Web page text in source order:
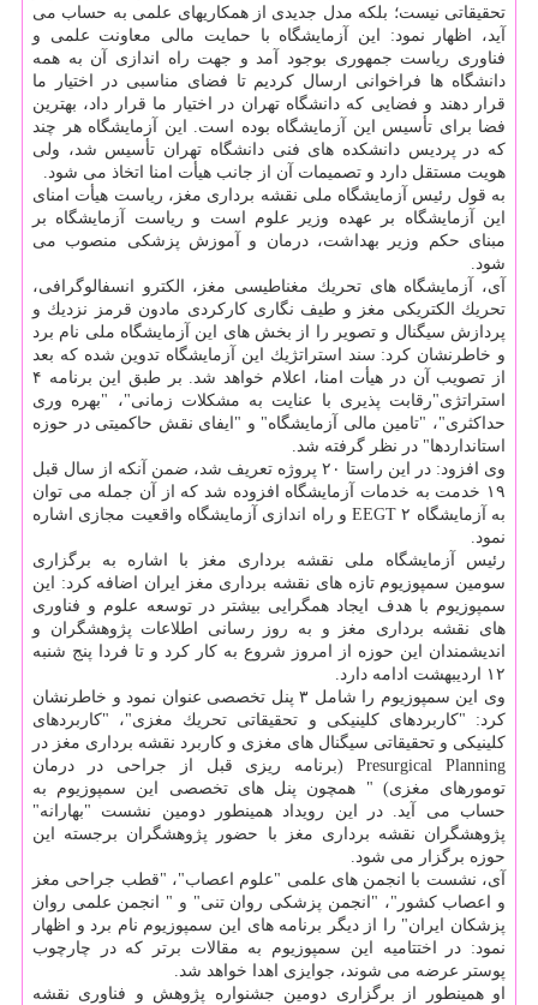
تحقیقاتی نیست؛ بلكه مدل جدیدی از همكاریهای علمی به حساب می
آید، اظهار نمود: این آزمایشگاه با حمایت مالی معاونت علمی و
فناوری ریاست جمهوری بوجود آمد و جهت راه اندازی آن به همه
دانشگاه ها فراخوانی ارسال كردیم تا فضای مناسبی در اختیار ما
قرار دهند و فضایی كه دانشگاه تهران در اختیار ما قرار داد، بهترین
فضا برای تأسیس این آزمایشگاه بوده است. این آزمایشگاه هر چند
كه در پردیس دانشكده های فنی دانشگاه تهران تأسیس شد، ولی
هویت مستقل دارد و تصمیمات آن از جانب هیأت امنا اتخاذ می شود.
به قول رئیس آزمایشگاه ملی نقشه برداری مغز، ریاست هیأت امنای
این آزمایشگاه بر عهده وزیر علوم است و ریاست آزمایشگاه بر
مبنای حكم وزیر بهداشت، درمان و آموزش پزشكی منصوب می
شود.
آی، آزمایشگاه های تحریك مغناطیسی مغز، الكترو انسفالوگرافی،
تحریك الكتریكی مغز و طیف نگاری كاركردی مادون قرمز نزدیك و
پردازش سیگنال و تصویر را از بخش های این آزمایشگاه ملی نام برد
و خاطرنشان كرد: سند استراتژیك این آزمایشگاه تدوین شده كه بعد
از تصویب آن در هیأت امنا، اعلام خواهد شد. بر طبق این برنامه ۴
استراتژی"رقابت پذیری با عنایت به مشكلات زمانی"، "بهره وری
حداكثری"، "تامین مالی آزمایشگاه" و "ایفای نقش حاكمیتی در حوزه
استانداردها" در نظر گرفته شد.
وی افزود: در این راستا ۲۰ پروژه تعریف شد، ضمن آنكه از سال قبل
۱۹ خدمت به خدمات آزمایشگاه افزوده شد كه از آن جمله می توان
به آزمایشگاه ۲ EEGT و راه اندازی آزمایشگاه واقعیت مجازی اشاره
نمود.
رئیس آزمایشگاه ملی نقشه برداری مغز با اشاره به برگزاری
سومین سمپوزیوم تازه های نقشه برداری مغز ایران اضافه كرد: این
سمپوزیوم با هدف ایجاد همگرایی بیشتر در توسعه علوم و فناوری
های نقشه برداری مغز و به روز رسانی اطلاعات پژوهشگران و
اندیشمندان این حوزه از امروز شروع به كار كرد و تا فردا پنج شنبه
۱۲ اردیبهشت ادامه دارد.
وی این سمپوزیوم را شامل ۳ پنل تخصصی عنوان نمود و خاطرنشان
كرد: "كاربردهای كلینیكی و تحقیقاتی تحریك مغزی"، "كاربردهای
كلینیكی و تحقیقاتی سیگنال های مغزی و كاربرد نقشه برداری مغز در
Presurgical Planning (برنامه ریزی قبل از جراحی در درمان
تومورهای مغزی) " همچون پنل های تخصصی این سمپوزیوم به
حساب می آید. در این رویداد همینطور دومین نشست "بهارانه"
پژوهشگران نقشه برداری مغز با حضور پژوهشگران برجسته این
حوزه برگزار می شود.
آی، نشست با انجمن های علمی "علوم اعصاب"، "قطب جراحی مغز
و اعصاب كشور"، "انجمن پزشكی روان تنی" و " انجمن علمی روان
پزشكان ایران" را از دیگر برنامه های این سمپوزیوم نام برد و اظهار
نمود: در اختتامیه این سمپوزیوم به مقالات برتر كه در چارچوب
پوستر عرضه می شوند، جوایزی اهدا خواهد شد.
او همینطور از برگزاری دومین جشنواره پژوهش و فناوری نقشه